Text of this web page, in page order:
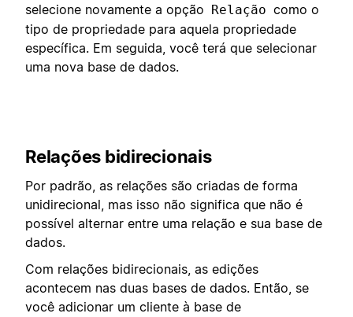
selecione novamente a opção
Relação como o
tipo de propriedade para aquela propriedade
específica. Em seguida, você terá que selecionar
uma nova base de dados.
Relações bidirecionais
Por padrão, as relações são criadas de forma
unidirecional, mas isso não significa que não é
possível alternar entre uma relação e sua base de
dados.
Com relações bidirecionais, as edições
acontecem nas duas bases de dados. Então, se
você adicionar um cliente à base de